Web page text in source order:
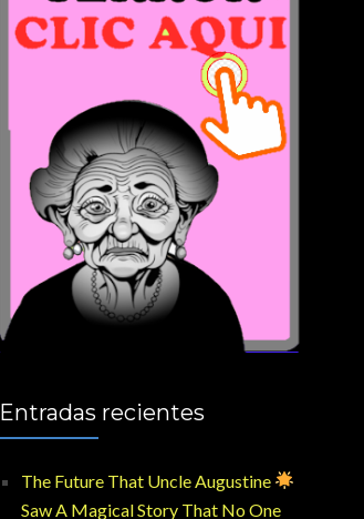
Entradas recientes
The Future That Uncle Augustine
Saw A Magical Story That No One